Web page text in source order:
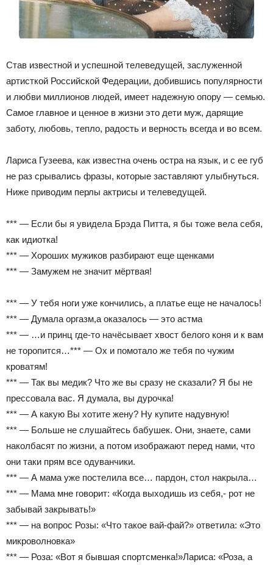
Став известной и успешной телеведущей, заслуженной
артисткой Российской Федерации, добившись популярности
и любви миллионов людей, имеет надежную опору — семью.
Самое главное и ценное в жизни это дети муж, дарящие
заботу, любовь, тепло, радость и верность всегда и во всем.
Лариса Гузеева, как известна очень остра на язык, и с ее губ
не раз срывались фразы, которые заставляют улыбнуться.
Ниже приводим перлы актрисы и телеведущей.
*** — Если бы я увидела Брэда Питта, я бы тоже вела себя,
как идиотка!
*** — Хороших мужиков разбирают еще щенками
*** — Замужем не значит мёртвая!
*** — У тебя ноги уже кончились, а платье еще не началось!
*** — Думала оргазм,а оказалось — это астма
*** — …и принц где-то начёсывает хвост белого коня и к вам
не торопится…*** — Ох и помотало же тебя по чужим
кроватям!
*** — Так вы медик? Что же вы сразу не сказали? Я бы не
прессовала вас. Я думала, вы дурочка!
*** — А какую Вы хотите жену? Ну купите надувную!
*** — Больше не слушайтесь бабушек. Они, знаете, сами
наколбасят по жизни, а потом изображают перед нами, что
они таки прям все одуванчики.
*** — А мама уже постелила все… пардон, стол накрыла…
*** — Мама мне говорит: «Когда выходишь из себя,- рот не
забывай закрывать!»
*** — на вопрос Розы: «Что такое вай-фай?» ответила: «Это
микроволновка»
*** — Роза: «Вот я бывшая спортсменка!»Лариса: «Роза, а